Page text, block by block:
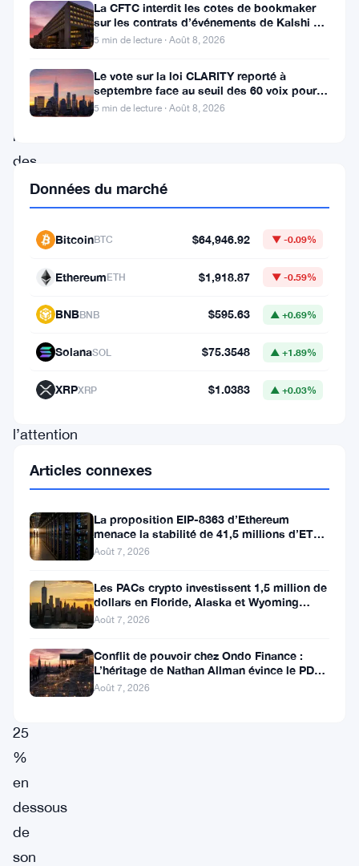
volatilité,
les
mouvements
récents
des
altcoins
comme
Ethereum
Solana
particulièrement
l’attention
des
investisseurs.
Alors
que
Bitcoin
BTC)
reste
25
%
en
dessous
de
son
La CFTC interdit les cotes de bookmaker
sur les contrats d’événements de Kalshi et
Polymarket
5 min de lecture · Août 8, 2026
Le vote sur la loi CLARITY reporté à
septembre face au seuil des 60 voix pour le
projet de loi crypto
5 min de lecture · Août 8, 2026
Données du marché
BitcoinBTC $64,946.92 ▼ -0.09%
EthereumETH $1,918.87 ▼ -0.59%
BNBBNB $595.63 ▲ +0.69%
SolanaSOL $75.3548 ▲ +1.89%
XRPXRP $1.0383 ▲ +0.03%
Articles connexes
La proposition EIP-8363 d’Ethereum
menace la stabilité de 41,5 millions d’ETH
stakés et de la DeFi
Août 7, 2026
Les PACs crypto investissent 1,5 million de
dollars en Floride, Alaska et Wyoming
après un revers au Michigan
Août 7, 2026
Conflit de pouvoir chez Ondo Finance :
L’héritage de Nathan Allman évince le PDG
Ian De Bode le 24 juillet
Août 7, 2026